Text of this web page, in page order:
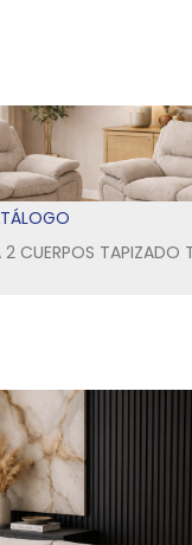
CUERPOS TAPIZADO